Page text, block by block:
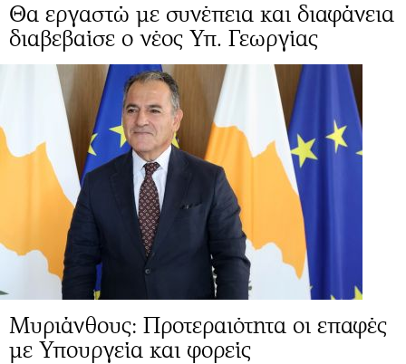
Θα εργαστώ με συνέπεια και διαφάνεια
διαβεβαίσε ο νέος Υπ. Γεωργίας
Μυριάνθους: Προτεραιότητα οι επαφές
με Υπουργεία και φορείς